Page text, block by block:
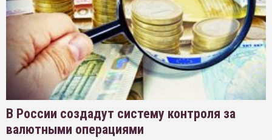
В России создадут систему контроля за
валютными операциями